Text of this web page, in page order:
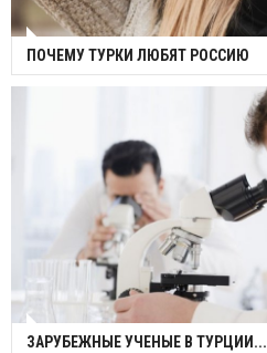
ПОЧЕМУ ТУРКИ ЛЮБЯТ РОССИЮ
ЗАРУБЕЖНЫЕ УЧЕНЫЕ В ТУРЦИИ...